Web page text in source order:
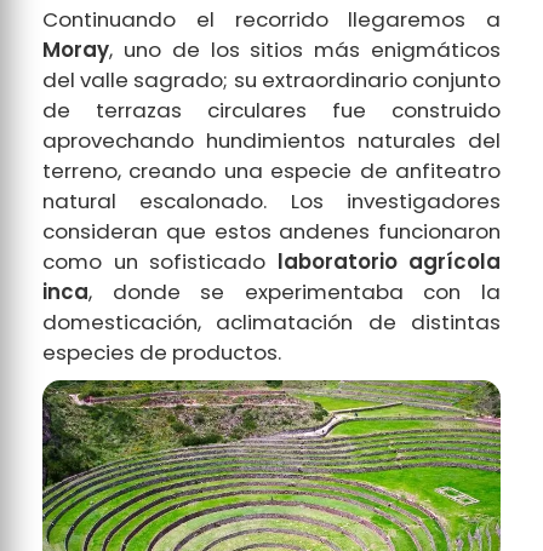
Continuando el recorrido llegaremos a
Moray, uno de los sitios más enigmáticos
del valle sagrado; su extraordinario conjunto
de terrazas circulares fue construido
aprovechando hundimientos naturales del
terreno, creando una especie de anfiteatro
natural escalonado. Los investigadores
consideran que estos andenes funcionaron
como un sofisticado laboratorio agrícola
inca, donde se experimentaba con la
domesticación, aclimatación de distintas
especies de productos.